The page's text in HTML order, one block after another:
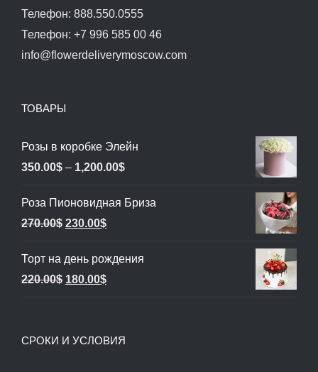
Телефон: 888.550.0555
Телефон: +7 996 585 00 46
info@flowerdeliverymoscow.com
ТОВАРЫ
Розы в коробке Элейн
350.00$ – 1,200.00$Диапазон
350.00$
Роза Пионовидная Бриза
270.00$ Первоначальная
составляла
270.00$.
230.00$Текущая
230.00$.
Торт на день рождения
220.00$ Первоначальная
220.00$.
180.00$Текущая
СРОКИ И УСЛОВИЯ